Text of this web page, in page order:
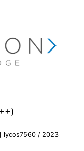
lycos7560 / 2023